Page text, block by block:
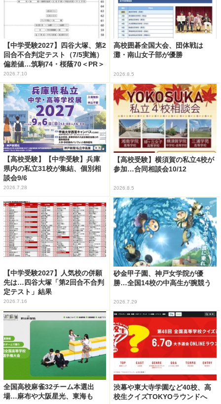
【中学受験2027】四谷大塚、第2
回合不合判定テスト（7/5実施）
偏差値…筑駒74・桜蔭70＜PR＞
2026.7.10
高校囲碁全国大会、団体戦は
灘・南山女子部が優勝
2026.8.5
【高校受験】【中学受験】兵庫
県内の私立31校が集結、個別相
談会9/6
2026.7.28
【高校受験】横須賀の私立4校が
参加…合同相談会10/12
2026.8.5
【中学受験2027】人気校の併願
先は…四谷大塚「第2回合不合判
定テスト」結果
2026.7.16
砂金甲子園、神戸女学院が優
勝…全国14校の中高生が腕競う
2026.7.29
全国高校麻雀32チーム本選出
場…麻布や大阪星光、東海も
渋幕や東大寺学園など40校、高
校生クイズTOKYOラウンドへ